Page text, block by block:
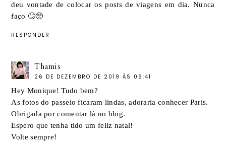
deu vontade de colocar os posts de viagens em dia. Nunca
faço 🙄🥺
RESPONDER
Thamis
26 DE DEZEMBRO DE 2019 ÀS 06:41
Hey Monique! Tudo bem?
As fotos do passeio ficaram lindas, adoraria conhecer Paris.
Obrigada por comentar lá no blog.
Espero que tenha tido um feliz natal!
Volte sempre!